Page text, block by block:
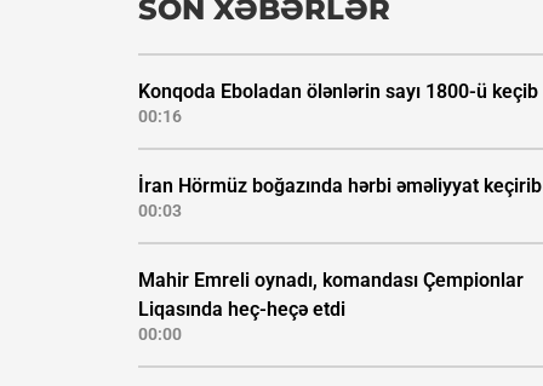
SON XƏBƏRLƏR
Konqoda Eboladan ölənlərin sayı 1800-ü keçib
00:16
İran Hörmüz boğazında hərbi əməliyyat keçirib
00:03
Mahir Emreli oynadı, komandası Çempionlar
Liqasında heç-heçə etdi
00:00